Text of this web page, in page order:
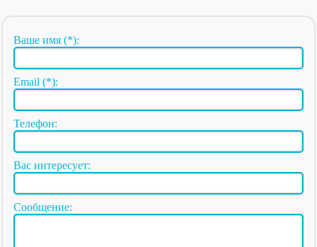
Ваше имя (*):
Email (*):
Телефон:
Вас интересует:
Сообщение: